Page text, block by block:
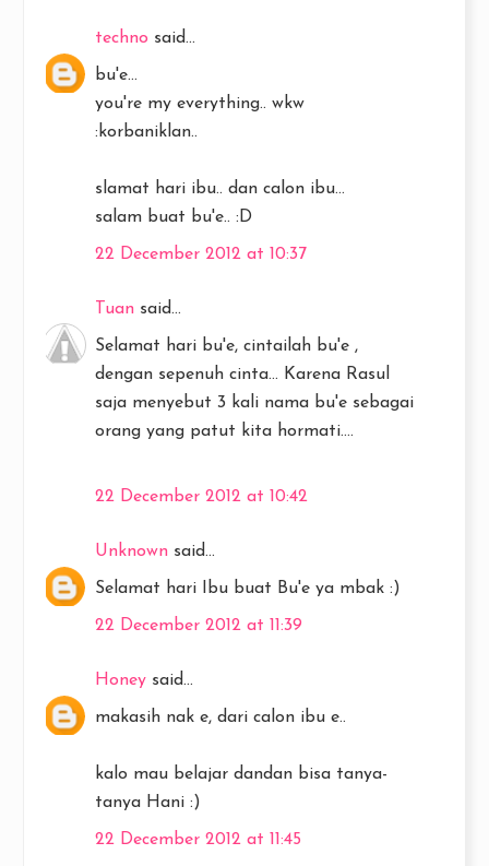
techno said...
bu'e...
you're my everything.. wkw
:korbaniklan..
slamat hari ibu.. dan calon ibu...
salam buat bu'e.. :D
22 December 2012 at 10:37
Tuan said...
Selamat hari bu'e, cintailah bu'e ,
dengan sepenuh cinta… Karena Rasul
saja menyebut 3 kali nama bu'e sebagai
orang yang patut kita hormati….
22 December 2012 at 10:42
Unknown said...
Selamat hari Ibu buat Bu'e ya mbak :)
22 December 2012 at 11:39
Honey said...
makasih nak e, dari calon ibu e..
kalo mau belajar dandan bisa tanya-
tanya Hani :)
22 December 2012 at 11:45